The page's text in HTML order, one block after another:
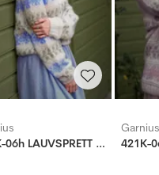
421K-06h LAUVSPRETT SILK
Garnius